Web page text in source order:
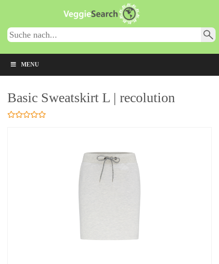
content
MENU
Basic Sweatskirt L | recolution